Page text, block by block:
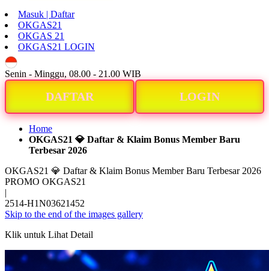
Masuk | Daftar
OKGAS21
OKGAS 21
OKGAS21 LOGIN
Senin - Minggu, 08.00 - 21.00 WIB
DAFTAR LOGIN
Home
OKGAS21 💎 Daftar & Klaim Bonus Member Baru
Terbesar 2026
OKGAS21 💎 Daftar & Klaim Bonus Member Baru Terbesar 2026
PROMO OKGAS21
|
2514-H1N03621452
Skip to the end of the images gallery
Klik untuk Lihat Detail